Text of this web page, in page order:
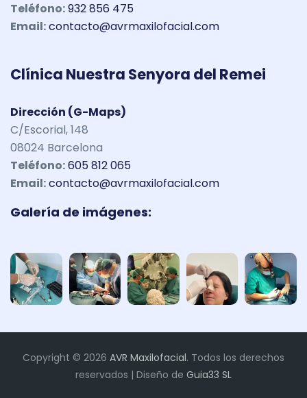
Teléfono:932 856 475
Email:contacto@avrmaxilofacial.com
Clínica Nuestra Senyora del Remei
Dirección (G-Maps)
C/Escorial, 148
08024 Barcelona
Teléfono:605 812 065
Email:contacto@avrmaxilofacial.com
Galería de imágenes:
Copyright © 2026 AVR Maxilofacial. Todos los derechos
reservados | Diseño de Guia33 SL